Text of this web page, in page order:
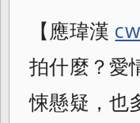
【應瑋漢
拍什麼？愛
悚懸疑，也